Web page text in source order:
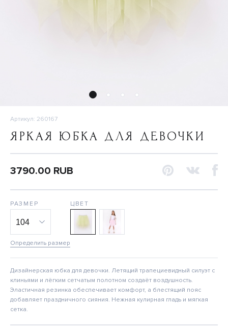
Артикул: 260167
ЯРКАЯ ЮБКА ДЛЯ ДЕВОЧКИ
3790.00 RUB
РАЗМЕР
Определить размер
ЦВЕТ
Дизайнерская юбка для девочки. Летящий трапециевидный силуэт с
клиньями и лёгким сетчатым полотном создаёт воздушность.
Эластичная резинка обеспечивает комфорт, а блестящий пояс
добавляет праздничного сияния. Нежная кулирная гладь и мягкая
сетка.